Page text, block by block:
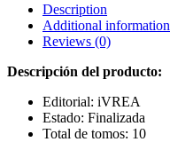
Description
Additional information
Reviews (0)
Descripción del producto:
Editorial: iVREA
Estado: Finalizada
Total de tomos: 10